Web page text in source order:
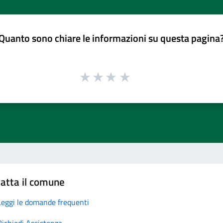
sono chiare le informazioni su questa
il comune
le domande frequenti